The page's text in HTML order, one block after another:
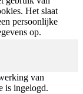
Het slaat
persoonlijke
op.
van
is ingelogd.